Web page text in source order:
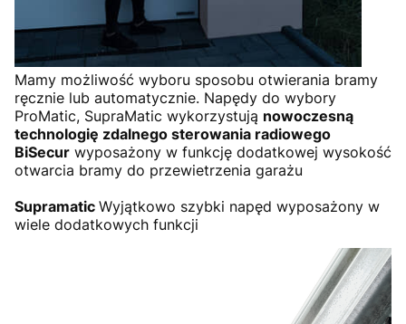
Mamy możliwość wyboru sposobu otwierania bramy
ręcznie lub automatycznie. Napędy do wybory
ProMatic, SupraMatic wykorzystują nowoczesną
technologię zdalnego sterowania radiowego
BiSecur wyposażony w funkcję dodatkowej wysokość
otwarcia bramy do przewietrzenia garażu
Supramatic Wyjątkowo szybki napęd wyposażony w
wiele dodatkowych funkcji